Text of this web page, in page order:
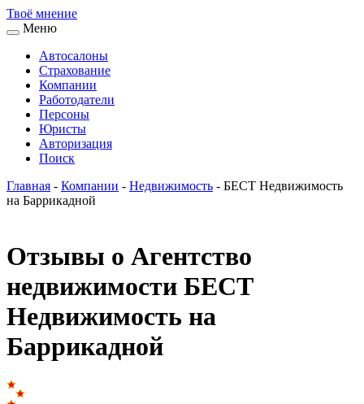
Твоё мнение
Меню
Автосалоны
Страхование
Компании
Работодатели
Персоны
Юристы
Авторизация
Поиск
Главная - Компании - Недвижимость - БЕСТ Недвижимость
на Баррикадной
Отзывы о Агентство
недвижимости БЕСТ
Недвижимость на
Баррикадной